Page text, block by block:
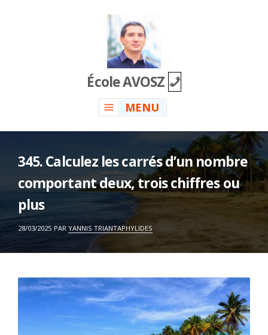
École AVOSZ
MENU
345. Calculez les carrés d’un nombre
comportant deux, trois chiffres ou
plus
ON
28/03/2025 PAR YANNIS TRIANTAPHYLIDES